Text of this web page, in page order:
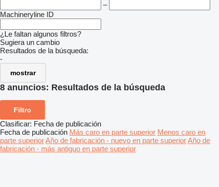
–
Machineryline ID
¿Le faltan algunos filtros?
Sugiera un cambio
Resultados de la búsqueda:
-
mostrar
8 anuncios: Resultados de la búsqueda
Filtro
Clasificar: Fecha de publicación
Fecha de publicación Más caro en parte superior Menos caro en
parte superiorAño de fabricación - nuevo en parte superiorAño de
fabricación - más antiguo en parte superior